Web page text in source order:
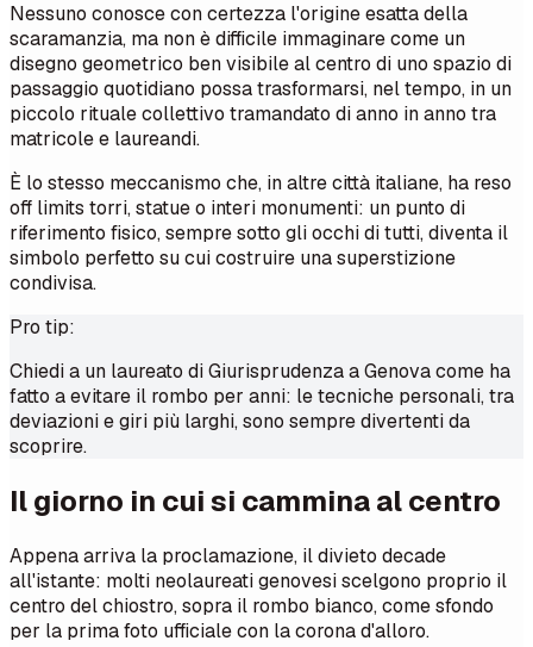
Nessuno conosce con certezza l'origine esatta della
scaramanzia, ma non è difficile immaginare come un
disegno geometrico ben visibile al centro di uno spazio di
passaggio quotidiano possa trasformarsi, nel tempo, in un
piccolo rituale collettivo tramandato di anno in anno tra
matricole e laureandi.
È lo stesso meccanismo che, in altre città italiane, ha reso
off limits torri, statue o interi monumenti: un punto di
riferimento fisico, sempre sotto gli occhi di tutti, diventa il
simbolo perfetto su cui costruire una superstizione
condivisa.
Pro tip:
Chiedi a un laureato di Giurisprudenza a Genova come ha
fatto a evitare il rombo per anni: le tecniche personali, tra
deviazioni e giri più larghi, sono sempre divertenti da
scoprire.
Il giorno in cui si cammina al centro
Appena arriva la proclamazione, il divieto decade
all'istante: molti neolaureati genovesi scelgono proprio il
centro del chiostro, sopra il rombo bianco, come sfondo
per la prima foto ufficiale con la corona d'alloro.